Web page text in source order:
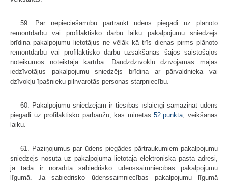
59. Par nepieciešamību pārtraukt ūdens piegādi uz plānoto
remontdarbu vai profilaktisko darbu laiku pakalpojumu sniedzējs
brīdina pakalpojumu lietotājus ne vēlāk kā trīs dienas pirms plānoto
remontdarbu vai profilaktisko darbu uzsākšanas šajos saistošajos
noteikumos noteiktajā kārtībā. Daudzdzīvokļu dzīvojamās mājas
iedzīvotājus pakalpojumu sniedzējs brīdina ar pārvaldnieka vai
dzīvokļu īpašnieku pilnvarotās personas starpniecību.
60. Pakalpojumu sniedzējam ir tiesības īslaicīgi samazināt ūdens
piegādi uz profilaktisko pārbaužu, kas minētas52.punktā, veikšanas
laiku.
61. Paziņojumus par ūdens piegādes pārtraukumiem pakalpojumu
sniedzējs nosūta uz pakalpojuma lietotāja elektroniskā pasta adresi,
ja tāda ir norādīta sabiedrisko ūdenssaimniecības pakalpojumu
līgumā. Ja sabiedrisko ūdenssaimniecības pakalpojumu līgumā